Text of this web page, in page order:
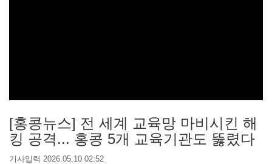
[홍콩뉴스] 전 세계 교육망 마비시킨 해
킹 공격... 홍콩 5개 교육기관도 뚫렸다
기사입력 2026.05.10 02:52